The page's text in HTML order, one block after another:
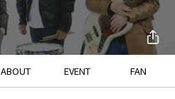
ABOUT EVENT FAN